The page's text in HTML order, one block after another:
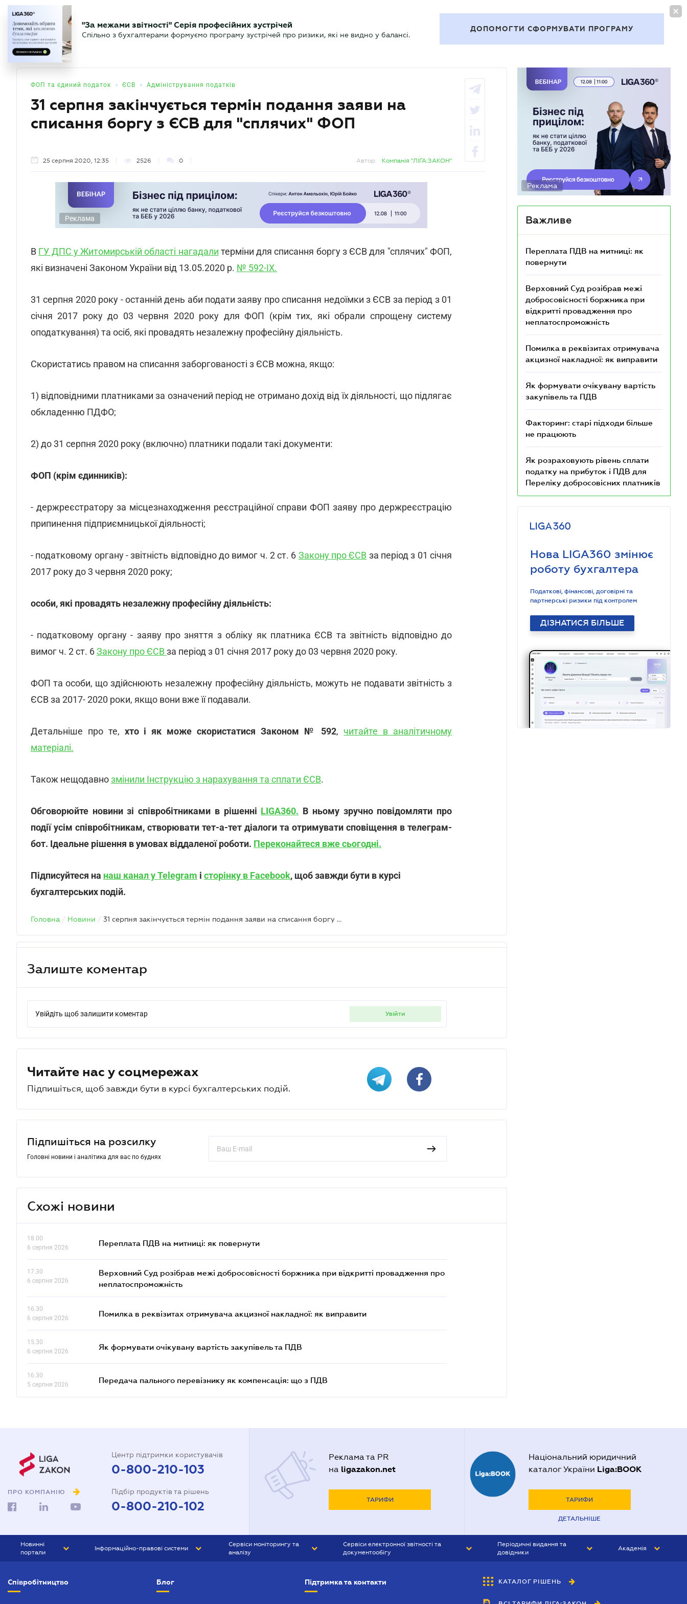
БУХГАЛТЕР Новини Аналітика Календар Актуально
"За межами звітності" Серія професійних зустрічей
Спільно з бухгалтерами формуємо програму зустрічей про ризики, які не видно у балансі.
ДОПОМОГТИ СФОРМУВАТИ ПРОГРАМУ
ФОП та єдиний податок • ЄСВ • Адміністрування податків
31 серпня закінчується термін подання заяви на
списання боргу з ЄСВ для "сплячих" ФОП
25 серпня 2020, 12:35 2526 0 Автор: Компанія "ЛІГА:ЗАКОН"
Реклама
В ГУ ДПС у Житомирській області нагадали терміни для списання боргу з ЄСВ для "сплячих" ФОП,
які визначені Законом України від 13.05.2020 р. № 592-IX.
31 серпня 2020 року - останній день аби подати заяву про списання недоїмки з ЄСВ за період з 01
січня 2017 року до 03 червня 2020 року для ФОП (крім тих, які обрали спрощену систему
оподаткування) та осіб, які провадять незалежну професійну діяльність.
Скористатись правом на списання заборгованості з ЄСВ можна, якщо:
1) відповідними платниками за означений період не отримано дохід від їх діяльності, що підлягає
обкладенню ПДФО;
2) до 31 серпня 2020 року (включно) платники подали такі документи:
ФОП (крім єдинників):
- держреєстратору за місцезнаходження реєстраційної справи ФОП заяву про держреєстрацію
припинення підприємницької діяльності;
- податковому органу - звітність відповідно до вимог ч. 2 ст. 6 Закону про ЄСВ за період з 01 січня
2017 року до 3 червня 2020 року;
особи, які провадять незалежну професійну діяльність:
- податковому органу - заяву про зняття з обліку як платника ЄСВ та звітність відповідно до
вимог ч. 2 ст. 6Закону про ЄСВза період з 01 січня 2017 року до 03 червня 2020 року.
ФОП та особи, що здійснюють незалежну професійну діяльність, можуть не подавати звітність з
ЄСВ за 2017- 2020 роки, якщо вони вже її подавали.
Детальніше про те, хто і як може скористатися Законом № 592, читайте в аналітичному
матеріалі.
Також нещодавнозмінили Інструкцію з нарахування та сплати ЄСВ.
Обговорюйте новини зі співробітниками в рішенні LIGA360. В ньому зручно повідомляти про
події усім співробітникам, створювати тет-а-тет діалоги та отримувати сповіщення в телеграм-
бот. Ідеальне рішення в умовах віддаленої роботи. Переконайтеся вже сьогодні.
Підписуйтеся на наш канал у Telegram і сторінку в Facebook, щоб завжди бути в курсі
бухгалтерських подій.
Головна / Новини / 31 серпня закінчується термін подання заяви на списання боргу з ЄСВ для "сплячих" ФОП
Залиште коментар
Увійдіть щоб залишити коментар увійти
Читайте нас у соцмережах
Підпишіться, щоб завжди бути в курсі бухгалтерських подій.
Підпишіться на розсилку
Головні новини і аналітика для вас по буднях
Схожі новини
18.00
6 серпня 2026
Переплата ПДВ на митниці: як повернути
17.30
6 серпня 2026
Верховний Суд розібрав межі добросовісності боржника при відкритті провадження про
неплатоспроможність
16.30
6 серпня 2026
Помилка в реквізитах отримувача акцизної накладної: як виправити
15.30
6 серпня 2026
Як формувати очікувану вартість закупівель та ПДВ
16.30
5 серпня 2026
Передача пального перевізнику як компенсація: що з ПДВ
Реклама
Важливе
Переплата ПДВ на митниці: як
повернути
Верховний Суд розібрав межі
добросовісності боржника при
відкритті провадження про
неплатоспроможність
Помилка в реквізитах отримувача
акцизної накладної: як виправити
Як формувати очікувану вартість
закупівель та ПДВ
Факторинг: старі підходи більше
не працюють
Як розраховують рівень сплати
податку на прибуток і ПДВ для
Переліку добросовісних платників
Нова LIGA360 змінює
роботу бухгалтера
Податкові, фінансові, договірні та
партнерські ризики під контролем
ДІЗНАТИСЯ БІЛЬШЕ
ПРО КОМПАНІЮ
Центр підтримки користувачів
0-800-210-103
Підбір продуктів та рішень
0-800-210-102
Реклама та PR
на ligazakon.net
ТАРИФИ
Національний юридичний
каталог України Liga:BOOK
ТАРИФИ
ДЕТАЛЬНІШЕ
Новинні
портали
БІЗНЕС
Інформаційно-правові системи
Сервіси моніторингу та
аналізу
Сервіси електронної звітності та
документообігу
Періодичні видання та
довідники
БУХГАЛТЕР&ЗАКОН
Академія
Співробітництво Блог Підтримка та контакти КАТАЛОГ РІШЕНЬ